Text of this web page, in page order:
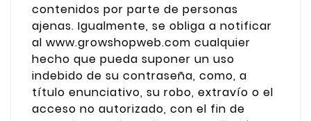
contenidos por parte de personas
ajenas. Igualmente, se obliga a notificar
al www.growshopweb.com cualquier
hecho que pueda suponer un uso
indebido de su contraseña, como, a
título enunciativo, su robo, extravío o el
acceso no autorizado, con el fin de